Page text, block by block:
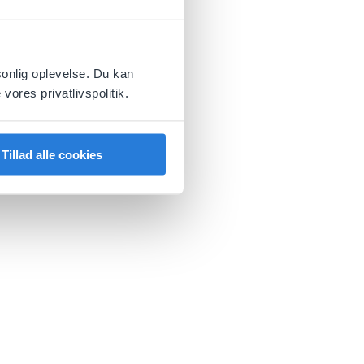
oplevelse. Du kan
privatlivspolitik.
Tillad alle cookies